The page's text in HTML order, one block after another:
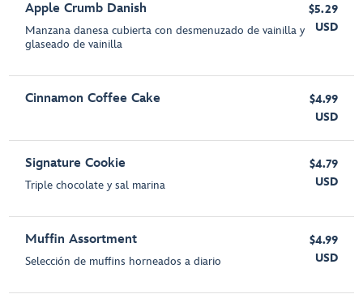
Apple Crumb Danish
Manzana danesa cubierta con desmenuzado de vainilla y
glaseado de vainilla
$5.29
USD
Cinnamon Coffee Cake
$4.99
USD
Signature Cookie
Triple chocolate y sal marina
$4.79
USD
Muffin Assortment
Selección de muffins horneados a diario
$4.99
USD